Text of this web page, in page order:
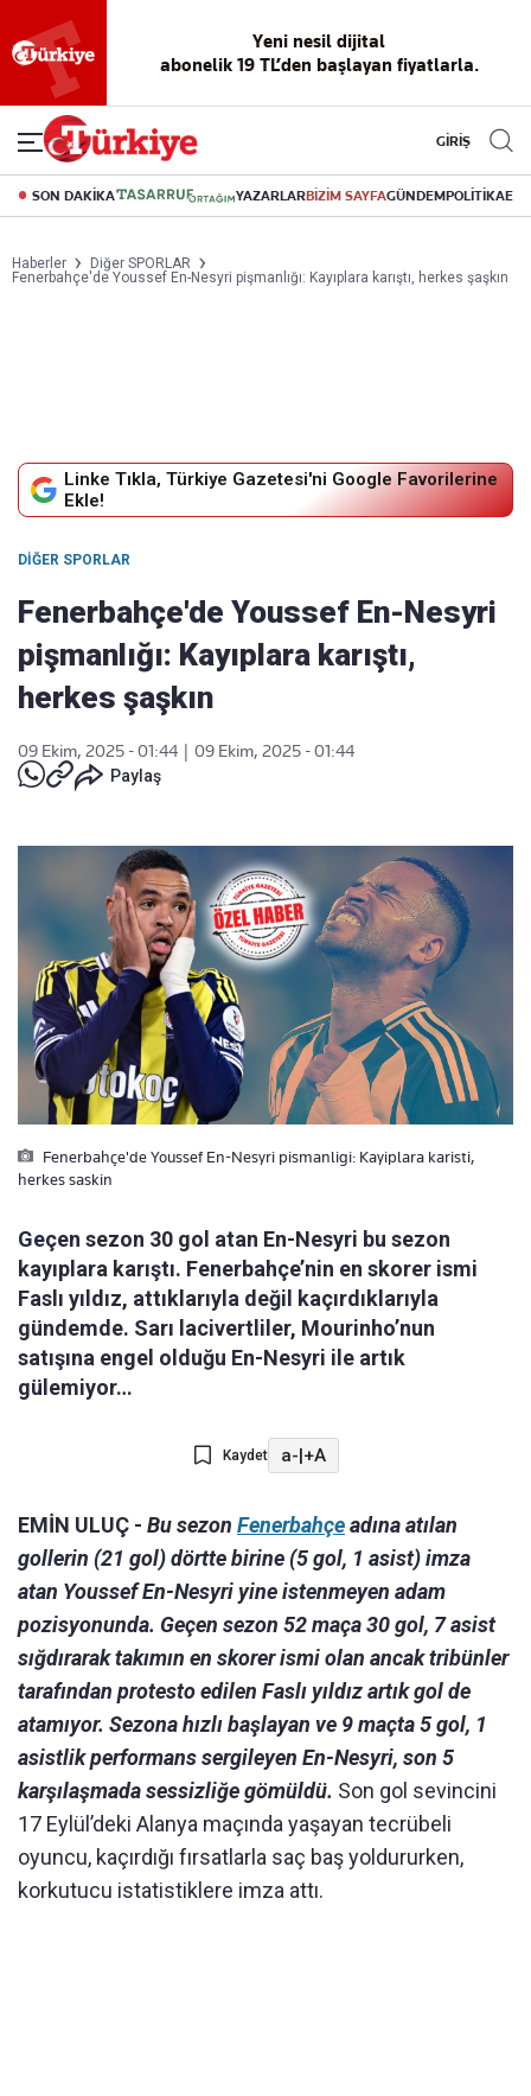
Yeni nesil dijital
abonelik 19 TL’den başlayan fiyatlarla.
GİRİŞ
SON DAKİKA YAZARLARBİZİM SAYFAGÜNDEMPOLİTİKA
Haberler
Diğer SPORLAR
Fenerbahçe'de Youssef En-Nesyri pişmanlığı: Kayıplara karıştı, herkes şaşkın
Linke Tıkla, Türkiye Gazetesi'ni Google Favorilerine
Ekle!
DIĞER SPORLAR
Fenerbahçe'de Youssef En-Nesyri
pişmanlığı: Kayıplara karıştı,
herkes şaşkın
09 Ekim, 2025 - 01:44
09 Ekim, 2025 - 01:44
Paylaş
Fenerbahçe'de Youssef En-Nesyri pismanligi: Kayiplara karisti,
herkes saskin
Geçen sezon 30 gol atan En-Nesyri bu sezon
kayıplara karıştı. Fenerbahçe’nin en skorer ismi
Faslı yıldız, attıklarıyla değil kaçırdıklarıyla
gündemde. Sarı lacivertliler, Mourinho’nun
satışına engel olduğu En-Nesyri ile artık
gülemiyor…
Kaydet a-|+A
EMİN ULUÇ - Bu sezon Fenerbahçeadına atılan
gollerin (21 gol) dörtte birine (5 gol, 1 asist) imza
atan Youssef En-Nesyri yine istenmeyen adam
pozisyonunda. Geçen sezon 52 maça 30 gol, 7 asist
sığdırarak takımın en skorer ismi olan ancak tribünler
tarafından protesto edilen Faslı yıldız artık gol de
atamıyor. Sezona hızlı başlayan ve 9 maçta 5 gol, 1
asistlik performans sergileyen En-Nesyri, son 5
karşılaşmada sessizliğe gömüldü. Son gol sevincini
17 Eylül’deki Alanya maçında yaşayan tecrübeli
oyuncu, kaçırdığı fırsatlarla saç baş yoldururken,
korkutucu istatistiklere imza attı.